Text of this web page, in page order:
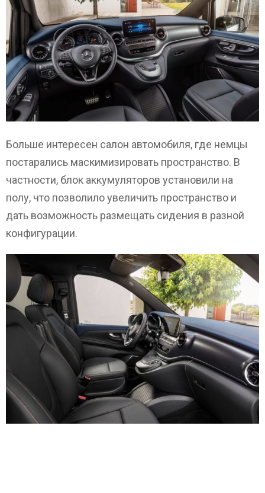
Больше интересен салон автомобиля, где немцы
постарались маскимизировать пространство. В
частности, блок аккумуляторов установили на
полу, что позволило увеличить пространство и
дать возможность размещать сидения в разной
конфигурации.